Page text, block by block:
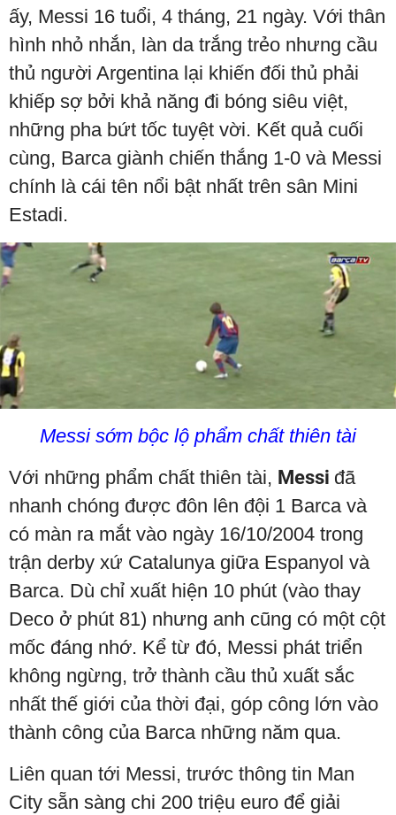
ấy, Messi 16 tuổi, 4 tháng, 21 ngày. Với thân
hình nhỏ nhắn, làn da trắng trẻo nhưng cầu
thủ người Argentina lại khiến đối thủ phải
khiếp sợ bởi khả năng đi bóng siêu việt,
những pha bứt tốc tuyệt vời. Kết quả cuối
cùng, Barca giành chiến thắng 1-0 và Messi
chính là cái tên nổi bật nhất trên sân Mini
Estadi.
Messi sớm bộc lộ phẩm chất thiên tài
Với những phẩm chất thiên tài, Messi đã
nhanh chóng được đôn lên đội 1 Barca và
có màn ra mắt vào ngày 16/10/2004 trong
trận derby xứ Catalunya giữa Espanyol và
Barca. Dù chỉ xuất hiện 10 phút (vào thay
Deco ở phút 81) nhưng anh cũng có một cột
mốc đáng nhớ. Kể từ đó, Messi phát triển
không ngừng, trở thành cầu thủ xuất sắc
nhất thế giới của thời đại, góp công lớn vào
thành công của Barca những năm qua.
Liên quan tới Messi, trước thông tin Man
City sẵn sàng chi 200 triệu euro để giải